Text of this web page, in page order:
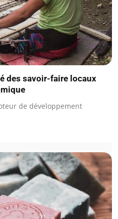
des savoir-faire locaux
de développement